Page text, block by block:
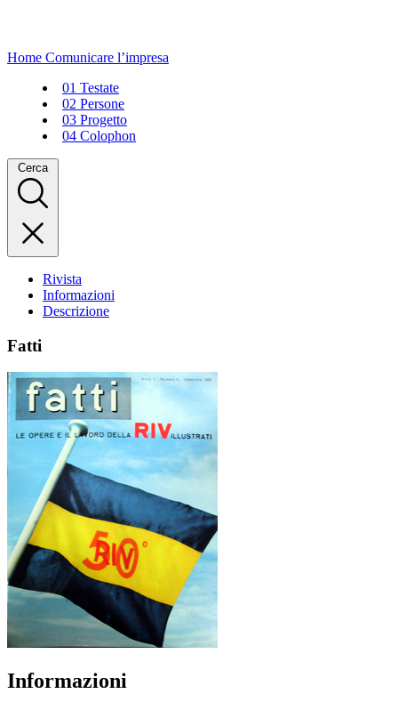
Home Comunicare l’impresa
01 Testate
02 Persone
03 Progetto
04 Colophon
Cerca
Rivista
Informazioni
Descrizione
Fatti
Informazioni